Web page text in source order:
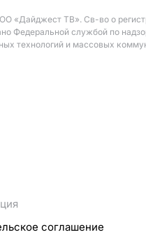
«Дайджест ТВ». Св-во о
Федеральной службой по
технологий и массовых
соглашение